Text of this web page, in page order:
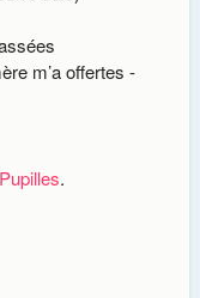
m’a offertes -
.